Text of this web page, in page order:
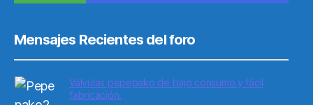
Mensajes Recientes del foro
Válvulas pepepako de bajo consumo y fácil
fabricación.